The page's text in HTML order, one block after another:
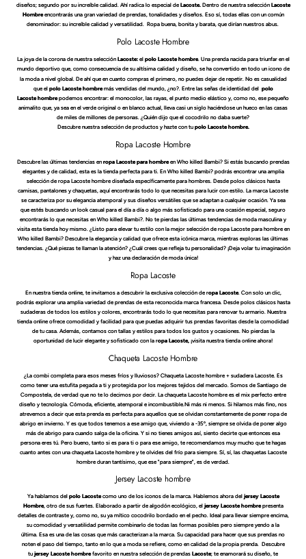
diseños; segundo por su increíble calidad. Ahí radica lo especial de Lacoste. Dentro de nuestra selección Lacoste
Hombreencontrarás una gran variedad de prendas, tonalidades y diseños. Eso sí, todas ellas con un común
denominador: su increíble calidad y versatilidad. Ropa buena, bonita y barata, que dirían nuestros abus.
Polo Lacoste Hombre
La joya de la corona de nuestra selección Lacoste: el polo Lacoste hombre. Una prenda nacida para triunfar en el
mundo deportivo que, como consecuencia de su altísima calidad y diseño, se ha convertido en todo un icono de
la moda a nivel global. De ahí que en cuanto compras el primero, no puedes dejar de repetir. No es casualidad
que el polo Lacoste hombremás vendidas del mundo, ¿no?. Entre las señas de identidad del polo
Lacoste hombrepodemos encontrar: el monocolor, las rayas, el punto medio elástico y, como no, ese pequeño
animalito que, ya sea en el verde original o en blanco actual, lleva casi un siglo haciéndose un hueco en las casas
de miles de millones de personas. ¿Quién dijo que el cocodrilo no daba suerte?
Descubre nuestra selección de productos y hazte con tu polo Lacoste hombre.
Ropa Lacoste Hombre
Descubre las últimas tendencias en ropa Lacoste para hombreen Who killed Bambi? Si estás buscando prendas
elegantes y de calidad, esta es la tienda perfecta para ti. En Who killed Bambi? podrás encontrar una amplia
selección de ropa Lacoste hombre diseñada específicamente para hombres. Desde polos clásicos hasta
camisas, pantalones y chaquetas, aquí encontrarás todo lo que necesitas para lucir con estilo. La marca Lacoste
se caracteriza por su elegancia atemporal y sus diseños versátiles que se adaptan a cualquier ocasión. Ya sea
que estés buscando un look casual para el día a día o algo más sofisticado para una ocasión especial, seguro
encontrarás lo que necesitas en Who killed Bambi?. No te pierdas las últimas tendencias de moda masculina y
visita esta tienda hoy mismo. ¿Listo para elevar tu estilo con la mejor selección de ropa Lacoste para hombre en
Who killed Bambi? Descubre la elegancia y calidad que ofrece esta icónica marca, mientras exploras las últimas
tendencias. ¿Qué piezas te llaman la atención? ¿Cuál crees que refleja tu personalidad? ¡Deja volar tu imaginación
y haz una declaración de moda única!
Ropa Lacoste
En nuestra tienda online, te invitamos a descubrir la exclusiva colección de ropa Lacoste. Con solo un clic,
podrás explorar una amplia variedad de prendas de esta reconocida marca francesa. Desde polos clásicos hasta
sudaderas de todos los estilos y colores, encontrarás todo lo que necesitas para renovar tu armario. Nuestra
tienda online ofrece comodidad y facilidad para que puedas adquirir tus prendas favoritas desde la comodidad
de tu casa. Además, contamos con tallas y estilos para todos los gustos y ocasiones. No pierdas la
oportunidad de lucir elegante y sofisticado con la ropa Lacoste, ¡visita nuestra tienda online ahora!
Chaqueta Lacoste Hombre
¿La combi completa para esos meses fríos y lluviosos? Chaqueta Lacoste hombre + sudadera Lacoste. Es
como tener una estufita pegada a ti y protegida por los mejores tejidos del mercado. Somos de Santiago de
Compostela, de verdad que no te lo decimos por decir. La chaqueta Lacoste hombre es el mix perfecto entre
diseño y tecnología. Cómoda, eficiente, atemporal e incombustible.Ni más ni menos. Si hilamos más fino, nos
atrevemos a decir que esta prenda es perfecta para aquellos que se olvidan constantemente de poner ropa de
abrigo en invierno. Y es que todos tenemos a ese amigo que, viviendo a -35º, siempre se olvida de poner algo
más de abrigo para cuando salga de la oficina. Y si no tienes amigos así, siento decirte que entonces esa
persona eres tú. Pero bueno, tanto si es para ti o para ese amigo, te recomendamos muy mucho que te hagas
cuanto antes con una chaqueta Lacoste hombre y te olvides del frío para siempre. Sí, sí, las chaquetas Lacoste
hombre duran tantísimo, que ese "para siempre", es de verdad.
Jersey Lacoste hombre
Ya hablamos del polo Lacostecomo uno de los iconos de la marca. Hablemos ahora del jersey Lacoste
Hombre, otro de sus fuertes. Elaborado a partir de algodón ecológico, el jersey Lacoste hombrepresenta
detalles de contraste y, como no, su ya mítico cocodrilo bordado en el pecho. Ideal para llevar siempre encima,
su comodidad y versatilidad permite combinarlo de todas las formas posibles pero siempre yendo a la
última. Esa es una de las cosas que más caracterizan a la marca. Su capacidad para hacer que sus prendas no
noten el paso del tiempo, tanto en lo que a moda se refiere, como en calidad de la propia prenda. Descubre
tu jersey Lacoste hombrefavorito en nuestra selección de prendas Lacoste; te enamorará su diseño, te